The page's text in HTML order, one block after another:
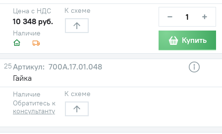
Наличие
Цена с НДС
10 348 руб.
К схеме − +
Купить
25
700А.17.01.048
Гайка
Наличие
Обратитесь к
консультанту
К схеме